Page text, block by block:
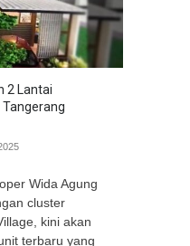
2 Lantai
Wida Agung
cluster
kini akan
terbaru yang